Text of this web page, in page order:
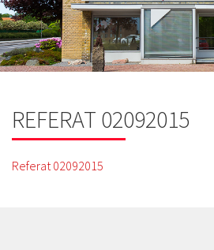
REFERAT 02092015
Referat 02092015